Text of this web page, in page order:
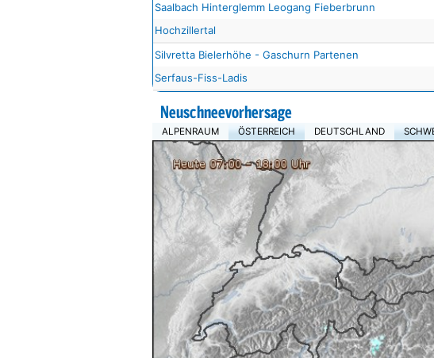
Saalbach Hinterglemm Leogang Fieberbrunn
Hochzillertal
Silvretta Bielerhöhe - Gaschurn Partenen
Serfaus-Fiss-Ladis
Neuschneevorhersage
ALPENRAUM ÖSTERREICH DEUTSCHLAND